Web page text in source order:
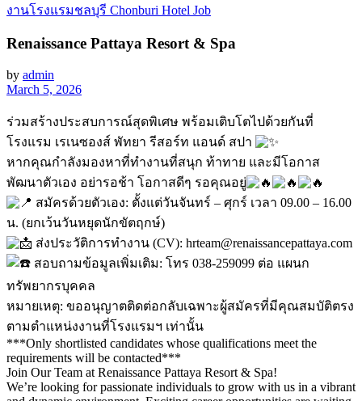
งานโรงแรมชลบุรี Chonburi Hotel Job
Renaissance Pattaya Resort & Spa
by admin
March 5, 2026
ร่วมสร้างประสบการณ์สุดพิเศษ พร้อมเติบโตไปด้วยกันที่
โรงแรม เรเนซองส์ พัทยา รีสอร์ท แอนด์ สปา
หากคุณกำลังมองหาที่ทำงานที่สนุก ท้าทาย และมีโอกาส
พัฒนาตัวเอง อย่ารอช้า โอกาสดีๆ รอคุณอยู่
สมัครด้วยตัวเอง: ตั้งแต่วันจันทร์ – ศุกร์ เวลา 09.00 – 16.00
น. (ยกเว้นวันหยุดนักขัตฤกษ์)
ส่งประวัติการทำงาน (CV): hrteam@renaissancepattaya.com
สอบถามข้อมูลเพิ่มเติม: โทร 038-259099 ต่อ แผนก
ทรัพยากรบุคคล
หมายเหตุ: ขออนุญาตติดต่อกลับเฉพาะผู้สมัครที่มีคุณสมบัติตรง
ตามตำแหน่งงานที่โรงแรมฯ เท่านั้น
***Only shortlisted candidates whose qualifications meet the
requirements will be contacted***
Join Our Team at Renaissance Pattaya Resort & Spa!
We’re looking for passionate individuals to grow with us in a vibrant